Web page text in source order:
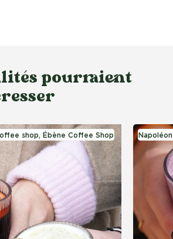
pourraient
shop, Ébène Coffee Shop